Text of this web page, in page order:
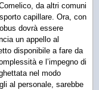
da altri comuni
capillare. Ora, con
dovrà essere
un appello al
disponibile a fare da
e l’impegno di
nel modo
al personale, sarebbe